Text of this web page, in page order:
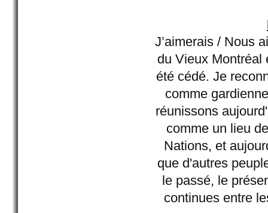
J’aimerais / Nous
du Vieux Montréal
été cédé. Je
comme
réunissons
comme un lieu
Nations, et
que d'autres
le passé, le
continues entre